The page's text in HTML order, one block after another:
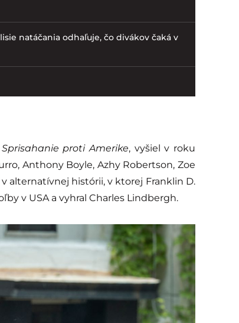
natáčania odhaľuje, čo divákov čaká v
Sprisahanie proti Amerike, vyšiel v roku
Anthony Boyle, Azhy Robertson, Zoe
alternatívnej histórii, v ktorej Franklin D.
v USA a vyhral Charles Lindbergh.